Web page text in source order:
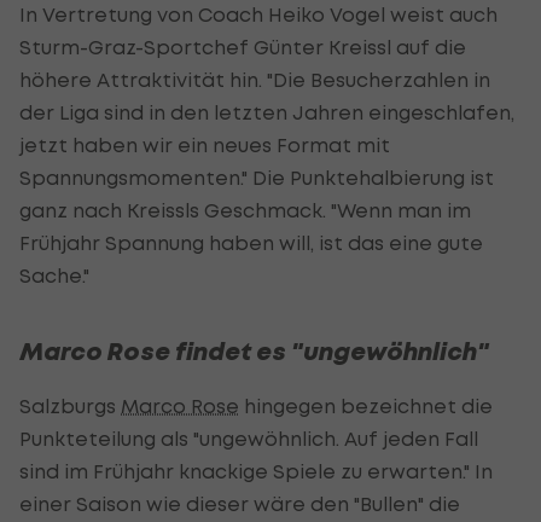
In Vertretung von Coach Heiko Vogel weist auch
Sturm-Graz-Sportchef Günter Kreissl auf die
höhere Attraktivität hin. "Die Besucherzahlen in
der Liga sind in den letzten Jahren eingeschlafen,
jetzt haben wir ein neues Format mit
Spannungsmomenten." Die Punktehalbierung ist
ganz nach Kreissls Geschmack. "Wenn man im
Frühjahr Spannung haben will, ist das eine gute
Sache."
Marco Rose findet es "ungewöhnlich"
Salzburgs Marco Rose hingegen bezeichnet die
Punkteteilung als "ungewöhnlich. Auf jeden Fall
sind im Frühjahr knackige Spiele zu erwarten." In
einer Saison wie dieser wäre den "Bullen" die